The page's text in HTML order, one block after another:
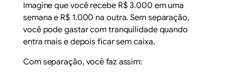
Imagine que você recebe R$ 3.000 em uma
semana e R$ 1.000 na outra. Sem separação,
você pode gastar com tranquilidade quando
entra mais e depois ficar sem caixa.
Com separação, você faz assim: